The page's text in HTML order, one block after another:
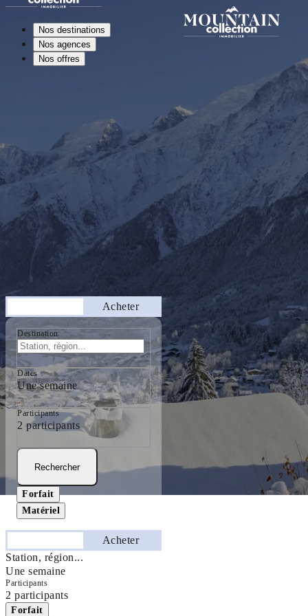
Acheter
Destination
Dates
Une semaine
Participants
2 participants
Rechercher
Forfait
Matériel
Acheter
Station, région...
Une semaine
Participants
2 participants
Forfait
Nos destinations
Nos agences
Nos offres